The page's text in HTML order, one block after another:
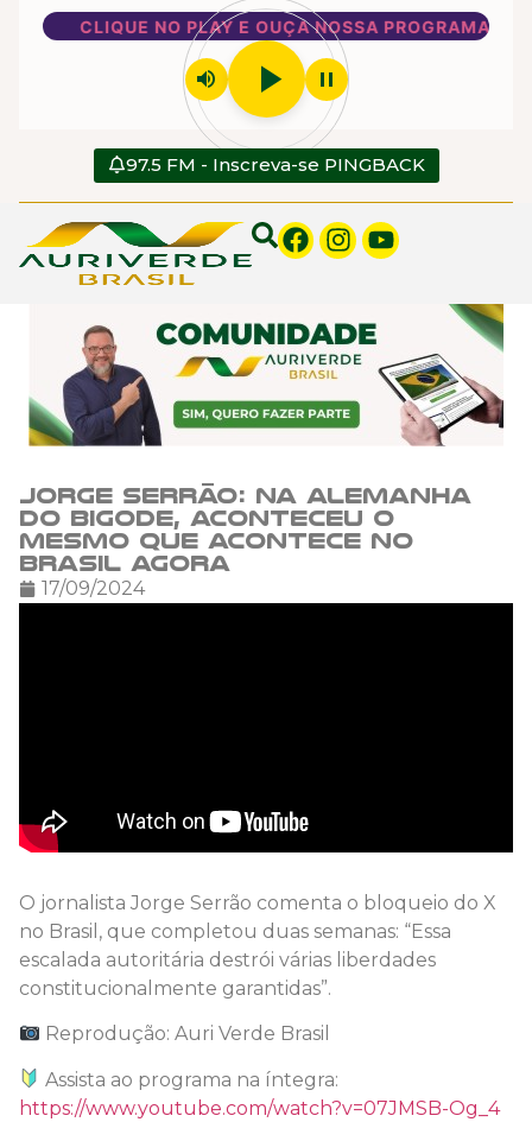
CLIQUE NO PLAY E OUÇA NOSSA PROGRAMAÇÃO
volume_up play_arrow pause
97.5 FM - Inscreva-se PINGBACK
Jorge Serrão: Na Alemanha
do bigode, aconteceu o
mesmo que acontece no
Brasil agora
17/09/2024
O jornalista Jorge Serrão comenta o bloqueio do X
no Brasil, que completou duas semanas: “Essa
escalada autoritária destrói várias liberdades
constitucionalmente garantidas”.
Reprodução: Auri Verde Brasil
Assista ao programa na íntegra:
https://www.youtube.com/watch?v=07JMSB-Og_4